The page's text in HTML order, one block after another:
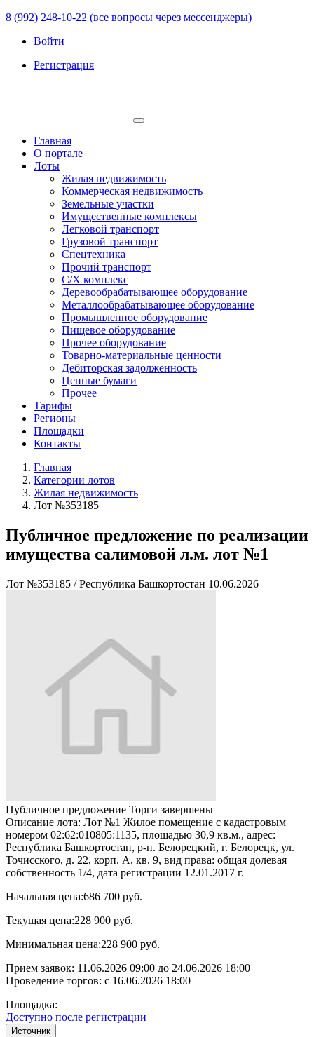
8 (992) 248-10-22 (все вопросы через мессенджеры)
Войти
Регистрация
Главная
О портале
Лоты
Жилая недвижимость
Коммерческая недвижимость
Земельные участки
Имущественные комплексы
Легковой транспорт
Грузовой транспорт
Спецтехника
Прочий транспорт
С/Х комплекс
Деревообрабатывающее оборудование
Металлообрабатывающее оборудование
Промышленное оборудование
Пищевое оборудование
Прочее оборудование
Товарно-материальные ценности
Дебиторская задолженность
Ценные бумаги
Прочее
Тарифы
Регионы
Площадки
Контакты
Главная
Категории лотов
Жилая недвижимость
Лот №353185
Публичное предложение по реализации
имущества салимовой л.м. лот №1
Лот №353185 / Республика Башкортостан 10.06.2026
Публичное предложение Торги завершены
Описание лота: Лот №1 Жилое помещение с кадастровым
номером 02:62:010805:1135, площадью 30,9 кв.м., адрес:
Республика Башкортостан, р-н. Белорецкий, г. Белорецк, ул.
Точисского, д. 22, корп. А, кв. 9, вид права: общая долевая
собственность 1/4, дата регистрации 12.01.2017 г.
Начальная цена:686 700 руб.
Текущая цена:228 900 руб.
Минимальная цена:228 900 руб.
Прием заявок: 11.06.2026 09:00 до 24.06.2026 18:00
Проведение торгов: с 16.06.2026 18:00
Площадка:
Доступно после регистрации
Источник